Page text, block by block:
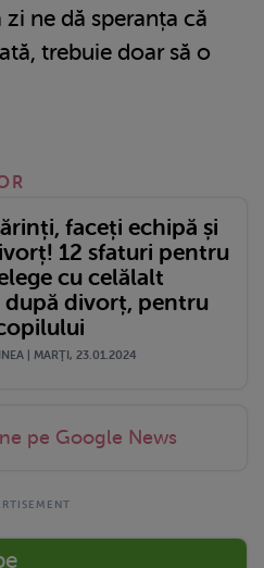
ne dă speranța că
trebuie doar să o
faceți echipă și
12 sfaturi pentru
cu celălalt
după divorț, pentru
| MARŢI, 23.01.2024
pe Google News